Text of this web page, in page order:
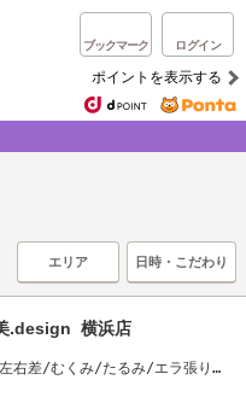
ブックマーク ログイン
ポイントを表示する
エリア 日時・こだわり
.design 横浜店
右差/むくみ/たるみ/エラ張り/